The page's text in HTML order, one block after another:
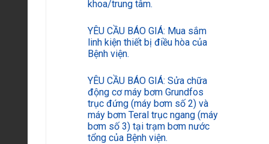
khoa/trung tâm.
YÊU CẦU BÁO GIÁ: Mua sắm
linh kiện thiết bị điều hòa của
Bệnh viện.
YÊU CẦU BÁO GIÁ: Sửa chữa
động cơ máy bơm Grundfos
trục đứng (máy bơm số 2) và
máy bơm Teral trục ngang (máy
bơm số 3) tại trạm bơm nước
tổng của Bệnh viện.